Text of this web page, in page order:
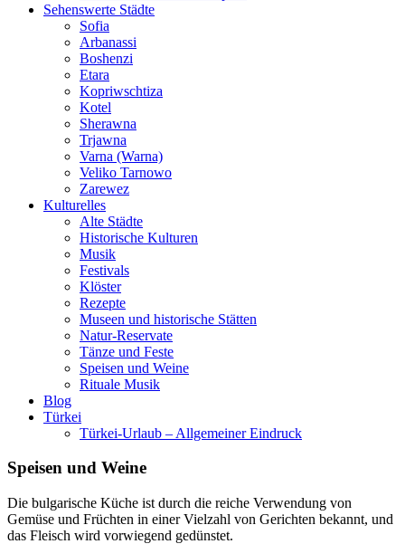
Sehenswerte Städte
Sofia
Arbanassi
Boshenzi
Etara
Kopriwschtiza
Kotel
Sherawna
Trjawna
Varna (Warna)
Veliko Tarnowo
Zarewez
Kulturelles
Alte Städte
Historische Kulturen
Musik
Festivals
Klöster
Rezepte
Museen und historische Stätten
Natur-Reservate
Tänze und Feste
Speisen und Weine
Rituale Musik
Blog
Türkei
Türkei-Urlaub – Allgemeiner Eindruck
Speisen und Weine
Die bulgarische Küche ist durch die reiche Verwendung von
Gemüse und Früchten in einer Vielzahl von Gerichten bekannt, und
das Fleisch wird vorwiegend gedünstet.